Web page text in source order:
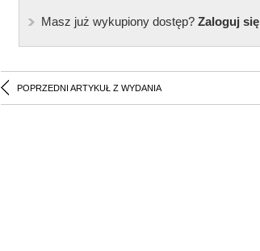
Masz już wykupiony dostęp?Zaloguj się
POPRZEDNI ARTYKUŁ Z WYDANIA